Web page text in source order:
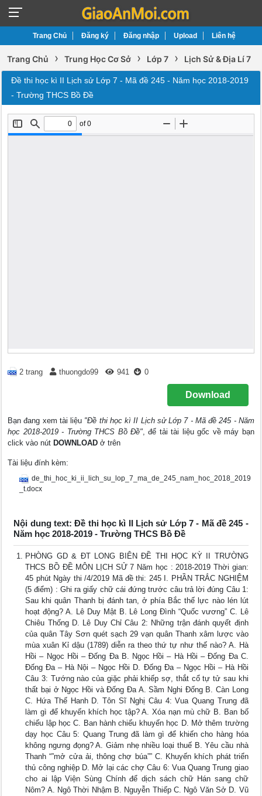
Trang Chủ Đăng ký Đăng nhập Upload Liên hệ
Trang Chủ › Trung Học Cơ Sở › Lớp 7 › Lịch Sử & Địa Lí 7
Đề thi học kì II Lịch sử Lớp 7 - Mã đề 245 - Năm học 2018-2019
- Trường THCS Bồ Đề
2 trang thuongdo99 941 0
Download
Bạn đang xem tài liệu "Đề thi học kì II Lịch sử Lớp 7 - Mã đề 245 - Năm
học 2018-2019 - Trường THCS Bồ Đề", để tải tài liệu gốc về máy bạn
click vào nút DOWNLOAD ở trên
Tài liệu đính kèm:
de_thi_hoc_ki_ii_lich_su_lop_7_ma_de_245_nam_hoc_2018_2019
_t.docx
Nội dung text: Đề thi học kì II Lịch sử Lớp 7 - Mã đề 245 -
Năm học 2018-2019 - Trường THCS Bồ Đề
PHÒNG GD & ĐT LONG BIÊN ĐỀ THI HỌC KỲ II TRƯỜNG
THCS BỒ ĐỀ MÔN LỊCH SỬ 7 Năm học : 2018-2019 Thời gian:
45 phút Ngày thi /4/2019 Mã đề thi: 245 I. PHẦN TRẮC NGHIỆM
(5 điểm) : Ghi ra giấy chữ cái đứng trước câu trả lời đúng Câu 1:
Sau khi quân Thanh bị đánh tan, ở phía Bắc thế lực nào lén lút
hoạt động? A. Lê Duy Mật B. Lê Long Đình “Quốc vương” C. Lê
Chiêu Thống D. Lê Duy Chỉ Câu 2: Những trận đánh quyết định
của quân Tây Sơn quét sạch 29 vạn quân Thanh xâm lược vào
mùa xuân Kỉ dậu (1789) diễn ra theo thứ tự như thế nào? A. Hà
Hồi – Ngọc Hồi – Đống Đa B. Ngọc Hồi – Hà Hồi – Đống Đa C.
Đống Đa – Hà Nội – Ngọc Hồi D. Đống Đa – Ngọc Hồi – Hà Hồi
Câu 3: Tướng nào của giặc phải khiếp sợ, thắt cổ tự tử sau khi
thất bại ở Ngọc Hồi và Đống Đa A. Sầm Nghi Đống B. Càn Long
C. Hứa Thế Hanh D. Tôn Sĩ Nghị Câu 4: Vua Quang Trung đã
làm gì để khuyến khích học tập? A. Xóa nạn mù chữ B. Ban bố
chiếu lập học C. Ban hành chiếu khuyến học D. Mở thêm trường
dạy học Câu 5: Quang Trung đã làm gì để khiến cho hàng hóa
không ngưng đọng? A. Giảm nhẹ nhiều loại thuế B. Yêu cầu nhà
Thanh “”mở cửa ải, thông chợ búa”” C. Khuyến khích phát triển
thủ công nghiệp D. Mở lại các chợ Câu 6: Vua Quang Trung giao
cho ai lập Viện Sùng Chính để dịch sách chữ Hán sang chữ
Nôm? A. Ngô Thời Nhậm B. Nguyễn Thiếp C. Ngô Văn Sở D. Vũ